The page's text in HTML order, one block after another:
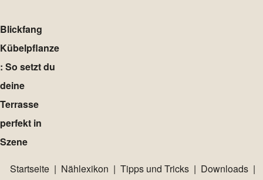
Blickfang
Kübelpflanze
: So setzt du
deine
Terrasse
perfekt in
Szene
Startseite | Nählexikon | Tipps und Tricks | Downloads |